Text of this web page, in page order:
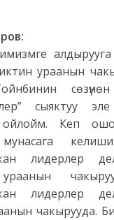
ураанын
сөзүнөн
сыяктуу
Кеп ошол
лидерлер
лидерлер
чакырууда. Бирок